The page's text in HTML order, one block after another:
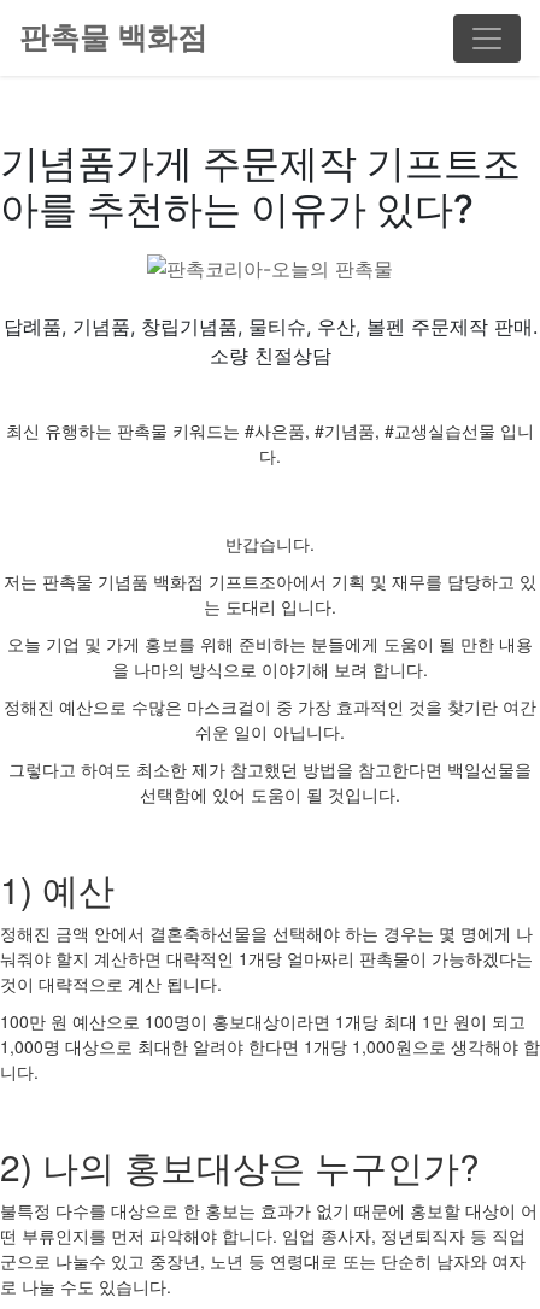
판촉물 백화점
기념품가게 주문제작 기프트조
아를 추천하는 이유가 있다?
답례품, 기념품, 창립기념품, 물티슈, 우산, 볼펜 주문제작 판매.
소량 친절상담
최신 유행하는 판촉물 키워드는 #사은품, #기념품, #교생실습선물 입니
다.
반갑습니다.
저는 판촉물 기념품 백화점 기프트조아에서 기획 및 재무를 담당하고 있
는 도대리 입니다.
오늘 기업 및 가게 홍보를 위해 준비하는 분들에게 도움이 될 만한 내용
을 나마의 방식으로 이야기해 보려 합니다.
정해진 예산으로 수많은 마스크걸이 중 가장 효과적인 것을 찾기란 여간
쉬운 일이 아닙니다.
그렇다고 하여도 최소한 제가 참고했던 방법을 참고한다면 백일선물을
선택함에 있어 도움이 될 것입니다.
1) 예산
정해진 금액 안에서 결혼축하선물을 선택해야 하는 경우는 몇 명에게 나
눠줘야 할지 계산하면 대략적인 1개당 얼마짜리 판촉물이 가능하겠다는
것이 대략적으로 계산 됩니다.
100만 원 예산으로 100명이 홍보대상이라면 1개당 최대 1만 원이 되고
1,000명 대상으로 최대한 알려야 한다면 1개당 1,000원으로 생각해야 합
니다.
2) 나의 홍보대상은 누구인가?
불특정 다수를 대상으로 한 홍보는 효과가 없기 때문에 홍보할 대상이 어
떤 부류인지를 먼저 파악해야 합니다. 임업 종사자, 정년퇴직자 등 직업
군으로 나눌수 있고 중장년, 노년 등 연령대로 또는 단순히 남자와 여자
로 나눌 수도 있습니다.